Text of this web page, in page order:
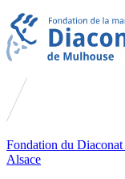
Fondation du Diaconat
Alsace